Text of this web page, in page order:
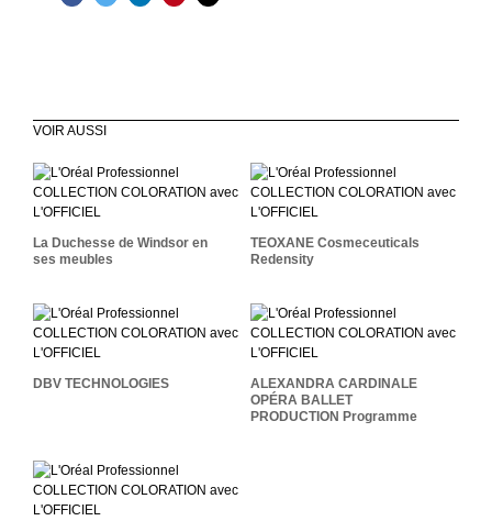
VOIR AUSSI
La Duchesse De Windsor
En Ses Meubles
La Duchesse de Windsor en
ses meubles
TEOXANE
Cosmeceuticals
TEOXANE Cosmeceuticals
Redensity
DBV TECHNOLOGIES
DBV TECHNOLOGIES
ALEXANDRA
CARDINALE OPÉRA
BALLET PRODUCTION
ALEXANDRA CARDINALE
OPÉRA BALLET
PRODUCTION Programme
ACT(E)S – Parcours D’art
Contemporain En Touraine